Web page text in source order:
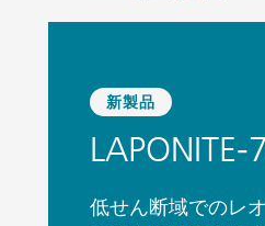
接着剤およびシーリング材
建築塗料
自動車・車両用塗料
新製品
低せん断域でのレ